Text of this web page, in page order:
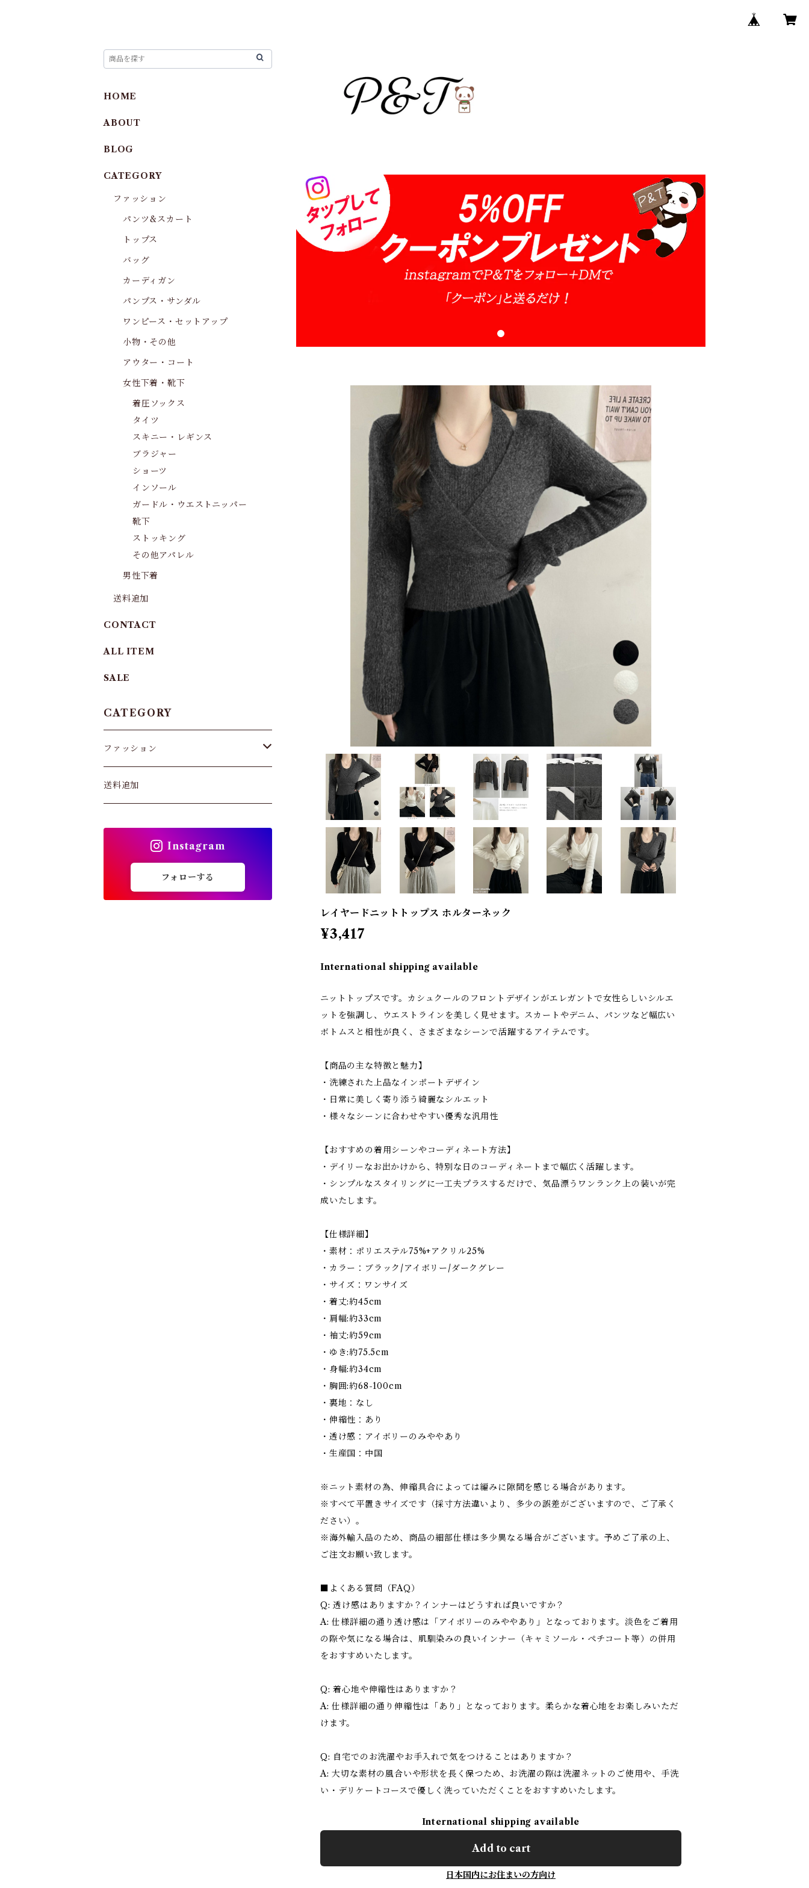
レイヤードニットトップス ホルターネック
¥3,417
International shipping available
ニットトップスです。カシュクールのフロントデザインがエレガントで女性らしいシルエ
ットを強調し、ウエストラインを美しく見せます。スカートやデニム、パンツなど幅広い
ボトムスと相性が良く、さまざまなシーンで活躍するアイテムです。
【商品の主な特徴と魅力】
・洗練された上品なインポートデザイン
・日常に美しく寄り添う綺麗なシルエット
・様々なシーンに合わせやすい優秀な汎用性
【おすすめの着用シーンやコーディネート方法】
・デイリーなお出かけから、特別な日のコーディネートまで幅広く活躍します。
・シンプルなスタイリングに一工夫プラスするだけで、気品漂うワンランク上の装いが完
成いたします。
【仕様詳細】
・素材：ポリエステル75%+アクリル25%
・カラー：ブラック/アイボリー/ダークグレー
・サイズ：ワンサイズ
・着丈:約45cm
・肩幅:約33cm
・袖丈:約59cm
・ゆき:約75.5cm
・身幅:約34cm
・胸囲:約68-100cm
・裏地：なし
・伸縮性：あり
・透け感：アイボリーのみややあり
・生産国：中国
※ニット素材の為、伸縮具合によっては編みに隙間を感じる場合があります。
※すべて平置きサイズです（採寸方法違いより、多少の誤差がございますので、ご了承く
ださい）。
※海外輸入品のため、商品の細部仕様は多少異なる場合がございます。予めご了承の上、
ご注文お願い致します。
■よくある質問（FAQ）
Q: 透け感はありますか？インナーはどうすれば良いですか？
A: 仕様詳細の通り透け感は「アイボリーのみややあり」となっております。淡色をご着用
の際や気になる場合は、肌馴染みの良いインナー（キャミソール・ペチコート等）の併用
をおすすめいたします。
Q: 着心地や伸縮性はありますか？
A: 仕様詳細の通り伸縮性は「あり」となっております。柔らかな着心地をお楽しみいただ
けます。
Q: 自宅でのお洗濯やお手入れで気をつけることはありますか？
A: 大切な素材の風合いや形状を長く保つため、お洗濯の際は洗濯ネットのご使用や、手洗
い・デリケートコースで優しく洗っていただくことをおすすめいたします。
International shipping available
Add to cart
日本国内にお住まいの方向け
HOME
ABOUT
BLOG
CATEGORY
ファッション
パンツ&スカート
トップス
バッグ
カーディガン
パンプス・サンダル
ワンピース・セットアップ
小物・その他
アウター・コート
女性下着・靴下
着圧ソックス
タイツ
スキニー・レギンス
ブラジャー
ショーツ
インソール
ガードル・ウエストニッパー
靴下
ストッキング
その他アパレル
男性下着
送料追加
CONTACT
ALL ITEM
SALE
CATEGORY
ファッション
パンツ&スカート
カーディガン
送料追加
Instagram
フォローする